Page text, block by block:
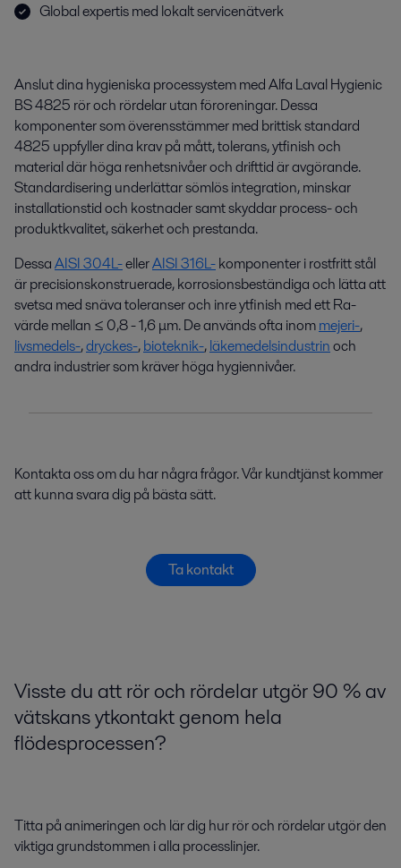
Global expertis med lokalt servicenätverk
Anslut dina hygieniska processystem med Alfa Laval Hygienic
BS 4825 rör och rördelar utan föroreningar. Dessa
komponenter som överensstämmer med brittisk standard
4825 uppfyller dina krav på mått, tolerans, ytfinish och
material där höga renhetsnivåer och drifttid är avgörande.
Standardisering underlättar sömlös integration, minskar
installationstid och kostnader samt skyddar process- och
produktkvalitet, säkerhet och prestanda.
DessaAISI 304L-ellerAISI 316L-komponenter i rostfritt stål
är precisionskonstruerade, korrosionsbeständiga och lätta att
svetsa med snäva toleranser och inre ytfinish med ett Ra-
värde mellan ≤ 0,8 - 1,6 μm. De används ofta inommejeri-,
livsmedels-,dryckes-,bioteknik-,läkemedelsindustrinoch
andra industrier som kräver höga hygiennivåer.
Kontakta oss om du har några frågor. Vår kundtjänst kommer
att kunna svara dig på bästa sätt.
Ta kontakt
Visste du att rör och rördelar utgör 90 % av
vätskans ytkontakt genom hela
flödesprocessen?
Titta på animeringen och lär dig hur rör och rördelar utgör den
viktiga grundstommen i alla processlinjer.